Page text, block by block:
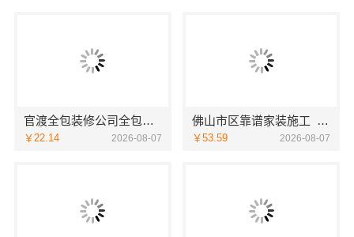
官渡全包装修公司全包价格，云南至高新型建材有限公司性价比高
￥22.14 2026-08-07
佛山市区靠谱家装施工_佛山市雅居美家建筑装饰工程有限公司
￥53.59 2026-08-07